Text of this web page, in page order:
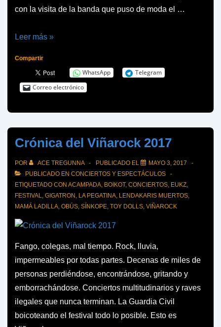
con la visita de la banda que puso de moda el …
Crónica
GunsN
´Roses
Leer más »
Compartir
WhatsApp
Telegram
Correo electrónico
Crónica del Viñarock 2017
POR ACE TREGUNNA PUBLICADO EL
MAYO 3, 2017
PUBLICADO EN CONCIERTOS Y ESPECTÁCULOS
ETIQUETADO CON ACAMPADA BOIKOT, CONCIERTOS EUKZ
FESTIVAL
GIGATRON LA PEGATINA LENDAKARIS MUERTOS
MAMÁ LADILLA OBÚS SÍNKOPE TOY DOLLS VIÑAROCK
Fango, colegas, mal tiempo. Rock, lluvia,
impermeables por todas partes. Decenas de miles de
personas perdiéndose, encontrándose, gritando y
emborrachándose. Conciertos multitudinarios y raves
ilegales que nunca terminan. La Guardia Civil
boicoteando el festival todo lo posible. Esto es